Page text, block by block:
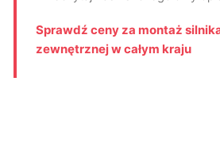
Sprawdź ceny za montaż
zewnętrznej w całym kraju